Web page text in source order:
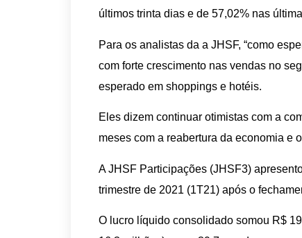
últimos trinta dias e de 57,02% nas
Para os analistas da a JHSF, “como
com forte crescimento nas vendas no
esperado em shoppings e hotéis.
Eles dizem continuar otimistas com a
meses com a reabertura da economia e
A JHSF Participações (JHSF3)
trimestre de 2021 (1T21) após o
O lucro líquido consolidado somou R$